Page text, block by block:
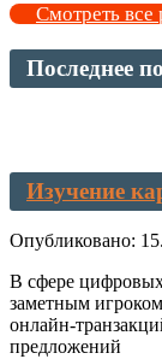
Смотреть все
Последнее
Изучение
Опубликовано:
В сфере
заметным
онлайн-
предложений